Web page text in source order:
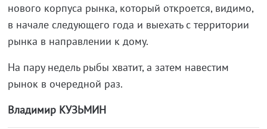
нового корпуса рынка, который откроется, видимо,
в начале следующего года и выехать с территории
рынка в направлении к дому.
На пару недель рыбы хватит, а затем навестим
рынок в очередной раз.
Владимир КУЗЬМИН